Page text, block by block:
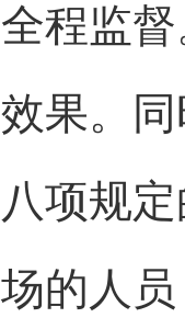
程监
果。
项规
的人